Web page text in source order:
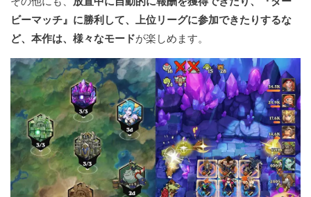
ビーマッチ』に勝利して、上位リーグに参加できたりするな
ど、本作は、様々なモードが楽しめます。